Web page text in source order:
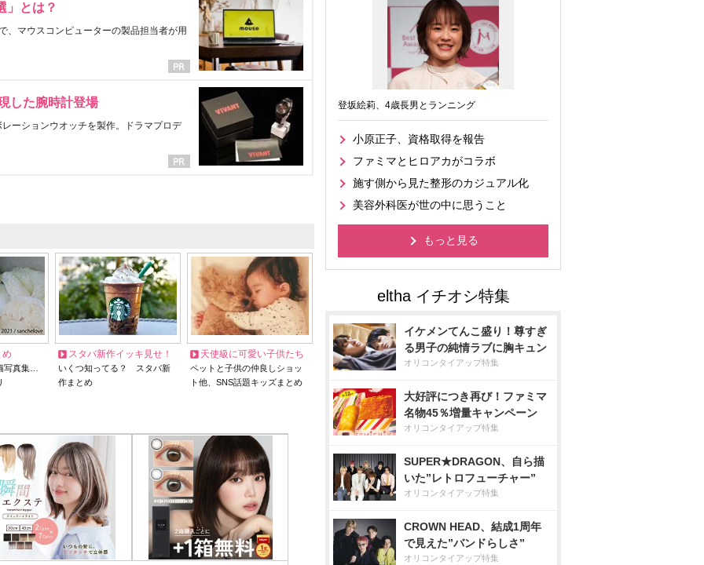
」とは？
、マウスコンピューターの製品担当者が用
した腕時計登場
ーションウオッチを製作。ドラマプロデ
め
写真集…
スタバ新作イッキ見せ！
いくつ知ってる？ スタバ新
作まとめ
天使級に可愛い子供たち
ペットと子供の仲良しショッ
ト他、SNS話題キッズまとめ
登坂絵莉、4歳長男とランニング
小原正子、資格取得を報告
ファミマとヒロアカがコラボ
施す側から見た整形のカジュアル化
美容外科医が世の中に思うこと
もっと見る
イケメンてんこ盛り！尊すぎ
る男子の純情ラブに胸キュン
オリコンタイアップ特集
大好評につき再び！ファミマ
名物45％増量キャンペーン
オリコンタイアップ特集
SUPER★DRAGON、自ら描
いた”レトロフューチャー”
オリコンタイアップ特集
CROWN HEAD、結成1周年
で見えた”バンドらしさ”
オリコンタイアップ特集